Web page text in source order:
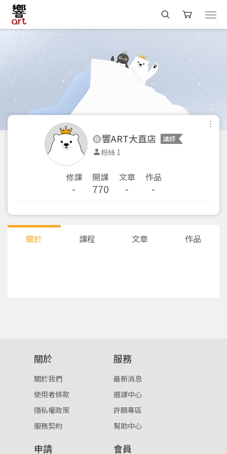
入。
重設密碼
點擊下方「確定」將前一位使用者強制登出。
確定
取消
🟡響ART大直店 講師
粉絲 1
修課
-
開課
770
文章
-
作品
-
關於 課程 文章 作品
關於
關於我們
使用者條款
隱私權政策
服務契約
服務
最新消息
選課中心
許願專區
幫助中心
申請 會員